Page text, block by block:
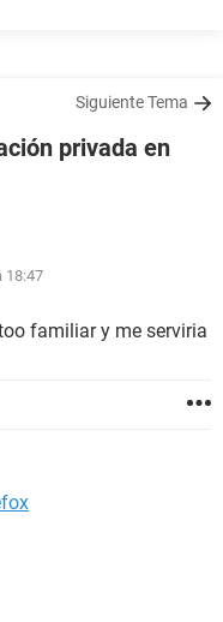
Siguiente Tema
privada en
18:47
familiar y me serviria